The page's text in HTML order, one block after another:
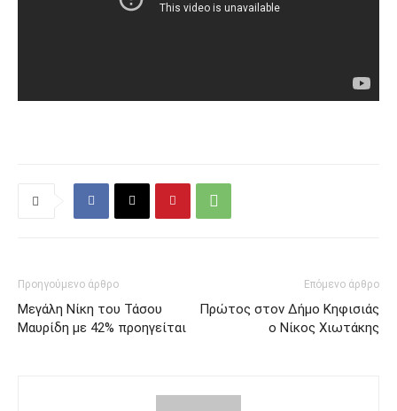
Προηγούμενο άρθρο
Μεγάλη Νίκη του Τάσου
Μαυρίδη με 42% προηγείται
Επόμενο άρθρο
Πρώτος στον Δήμο Κηφισιάς
ο Νίκος Χιωτάκης